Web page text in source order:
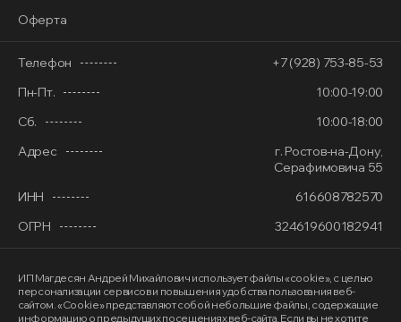
Оферта
Телефон
+7 (928) 753-85-53
Пн-Пт.
10:00-19:00
Сб.
10:00-18:00
Адрес
г. Ростов-на-Дону,
Серафимовича 55
ИНН
616608782570
ОГРН
324619600182941
ИП Магдесян Андрей Михайлович использует файлы «cookie», с целью
персонализации сервисов и повышения удобства пользования веб-
сайтом. «Cookie» представляют собой небольшие файлы, содержащие
информацию о предыдущих посещениях веб-сайта. Если вы не хотите